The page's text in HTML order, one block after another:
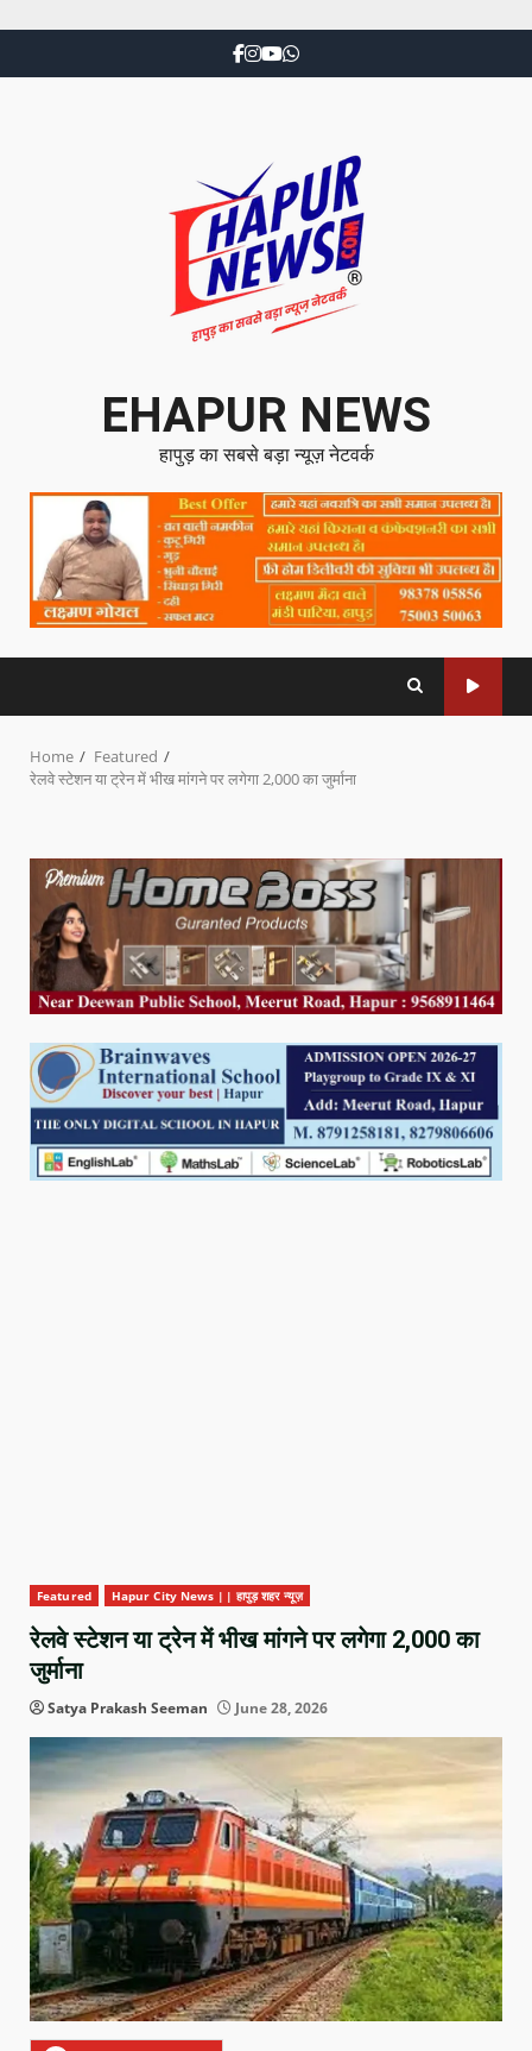
EHAPUR NEWS
हापुड़ का सबसे बड़ा न्यूज़ नेटवर्क
Home
Featured
रेलवे स्टेशन या ट्रेन में भीख मांगने पर लगेगा 2,000 का जुर्माना
Featured Hapur City News || हापुड़ शहर न्यूज़
रेलवे स्टेशन या ट्रेन में भीख मांगने पर लगेगा 2,000 का
जुर्माना
Satya Prakash Seeman June 28, 2026